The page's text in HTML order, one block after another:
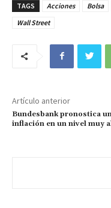
TAGS Acciones Bolsa
Wall Street
Artículo anterior
Bundesbank pronostica
inflación en un nivel muy